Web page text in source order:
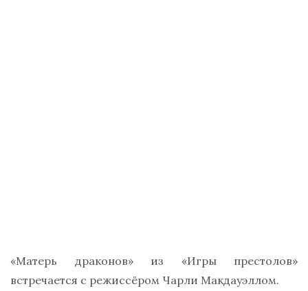
«Матерь драконов» из «Игры престолов»
встречается с режиссёром Чарли Макдауэллом.